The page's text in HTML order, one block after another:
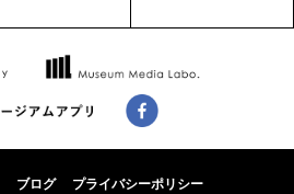
ブログ
プライバシーポリシー